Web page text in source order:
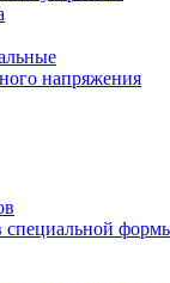
напряжения
специальной